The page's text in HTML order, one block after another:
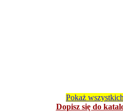
Pokaż
Dopisz się do